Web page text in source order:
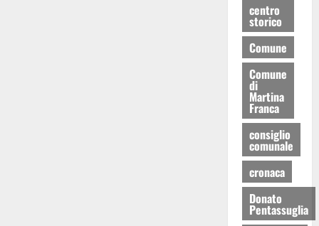
centro
storico
Comune
Comune
di
Martina
Franca
consiglio
comunale
cronaca
Donato
Pentassuglia